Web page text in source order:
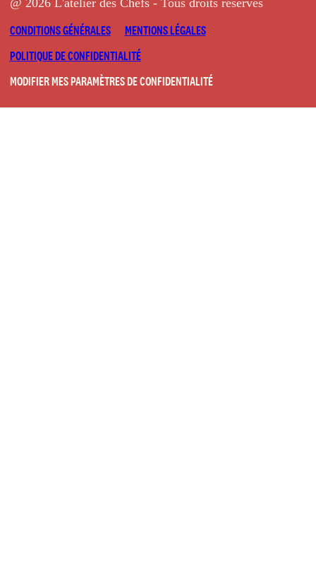
@ 2026 L'atelier des Chefs - Tous droits réservés
CONDITIONS GÉNÉRALES
MENTIONS LÉGALES
POLITIQUE DE CONFIDENTIALITÉ
MODIFIER MES PARAMÈTRES DE CONFIDENTIALITÉ